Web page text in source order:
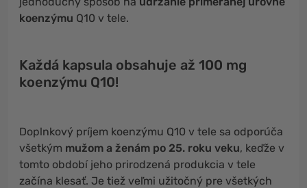
koenzýmu Q10 v tele.
Každá kapsula obsahuje až 100 mg
koenzýmu Q10!
Doplnkový príjem koenzýmu Q10 v tele sa odporúča
všetkým mužom a ženám po 25. roku veku, keďže v
tomto období jeho prirodzená produkcia v tele
začína klesať. Je tiež veľmi užitočný pre všetkých